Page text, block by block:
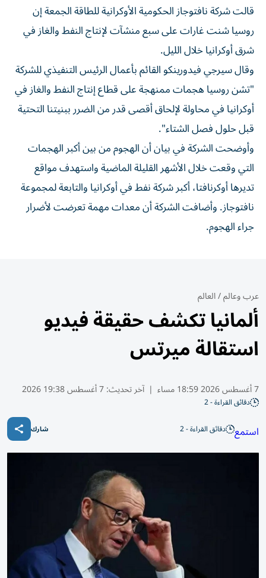
قالت شركة نافتوجاز ‌الحكومية الأوكرانية للطاقة الجمعة ​إن
⁠روسيا شنت ‌غارات على سبع ‌منشآت لإنتاج النفط والغاز في
شرق أوكرانيا ‌خلال الليل.
وقال سيرجي فيدورينكو ⁠القائم بأعمال الرئيس التنفيذي للشركة
"تشن روسيا هجمات ممنهجة على قطاع إنتاج النفط والغاز في
​أوكرانيا في محاولة لإلحاق أقصى ‌قدر من الضرر ببنيتنا التحتية
قبل ⁠حلول فصل الشتاء".
وأوضحت الشركة في بيان أن الهجوم من ​بين ‌أكبر الهجمات
التي وقعت ‌خلال الأشهر القليلة الماضية واستهدف مواقع
تديرها ‌أوكرنافتا، أكبر شركة ‌نفط في ⁠أوكرانيا والتابعة ‌لمجموعة
نافتوجاز. وأضافت الشركة أن معدات مهمة تعرضت ⁠لأضرار ​
جراء الهجوم.
عرب وعالم/العالم
ألمانيا تكشف حقيقة فيديو
استقالة ميرتس
7 أغسطس 2026 18:59 مساء | آخر تحديث:7 أغسطس 19:38 2026
دقائق القراءة - 2
استمع دقائق القراءة - 2 شارك